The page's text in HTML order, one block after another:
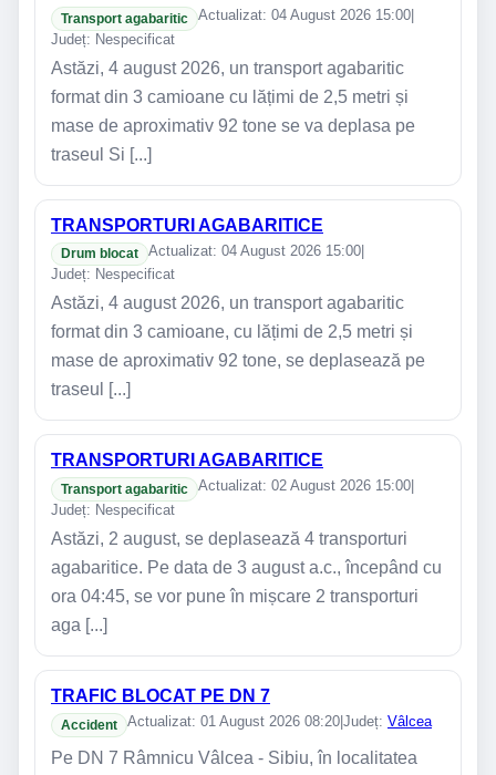
Transport agabaritic Actualizat: 04 August 2026 15:00
Județ: Nespecificat
Astăzi, 4 august 2026, un transport agabaritic
format din 3 camioane cu lățimi de 2,5 metri și
mase de aproximativ 92 tone se va deplasa pe
traseul Si [...]
TRANSPORTURI AGABARITICE
Drum blocat Actualizat: 04 August 2026 15:00|
Județ: Nespecificat
Astăzi, 4 august 2026, un transport agabaritic
format din 3 camioane, cu lățimi de 2,5 metri și
mase de aproximativ 92 tone, se deplasează pe
traseul [...]
TRANSPORTURI AGABARITICE
Transport agabaritic Actualizat: 02 August 2026 15:00
Județ: Nespecificat
Astăzi, 2 august, se deplasează 4 transporturi
agabaritice. Pe data de 3 august a.c., începând cu
ora 04:45, se vor pune în mișcare 2 transporturi
aga [...]
TRAFIC BLOCAT PE DN 7
Accident Actualizat: 01 August 2026 08:20 Județ: Vâlcea
Pe DN 7 Râmnicu Vâlcea - Sibiu, în localitatea